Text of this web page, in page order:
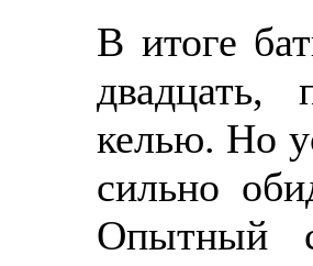
В итоге
двадцать,
келью. Но
сильно
Опытный